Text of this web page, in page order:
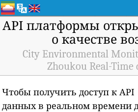
API платформы
о качестве
City Environmental
Zhoukou Real-Time
Чтобы получить доступ к API
данных в реальном времени